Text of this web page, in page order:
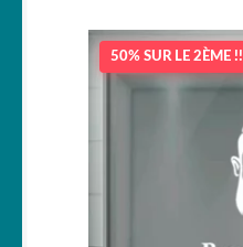
50% SUR LE 2ÈME !!